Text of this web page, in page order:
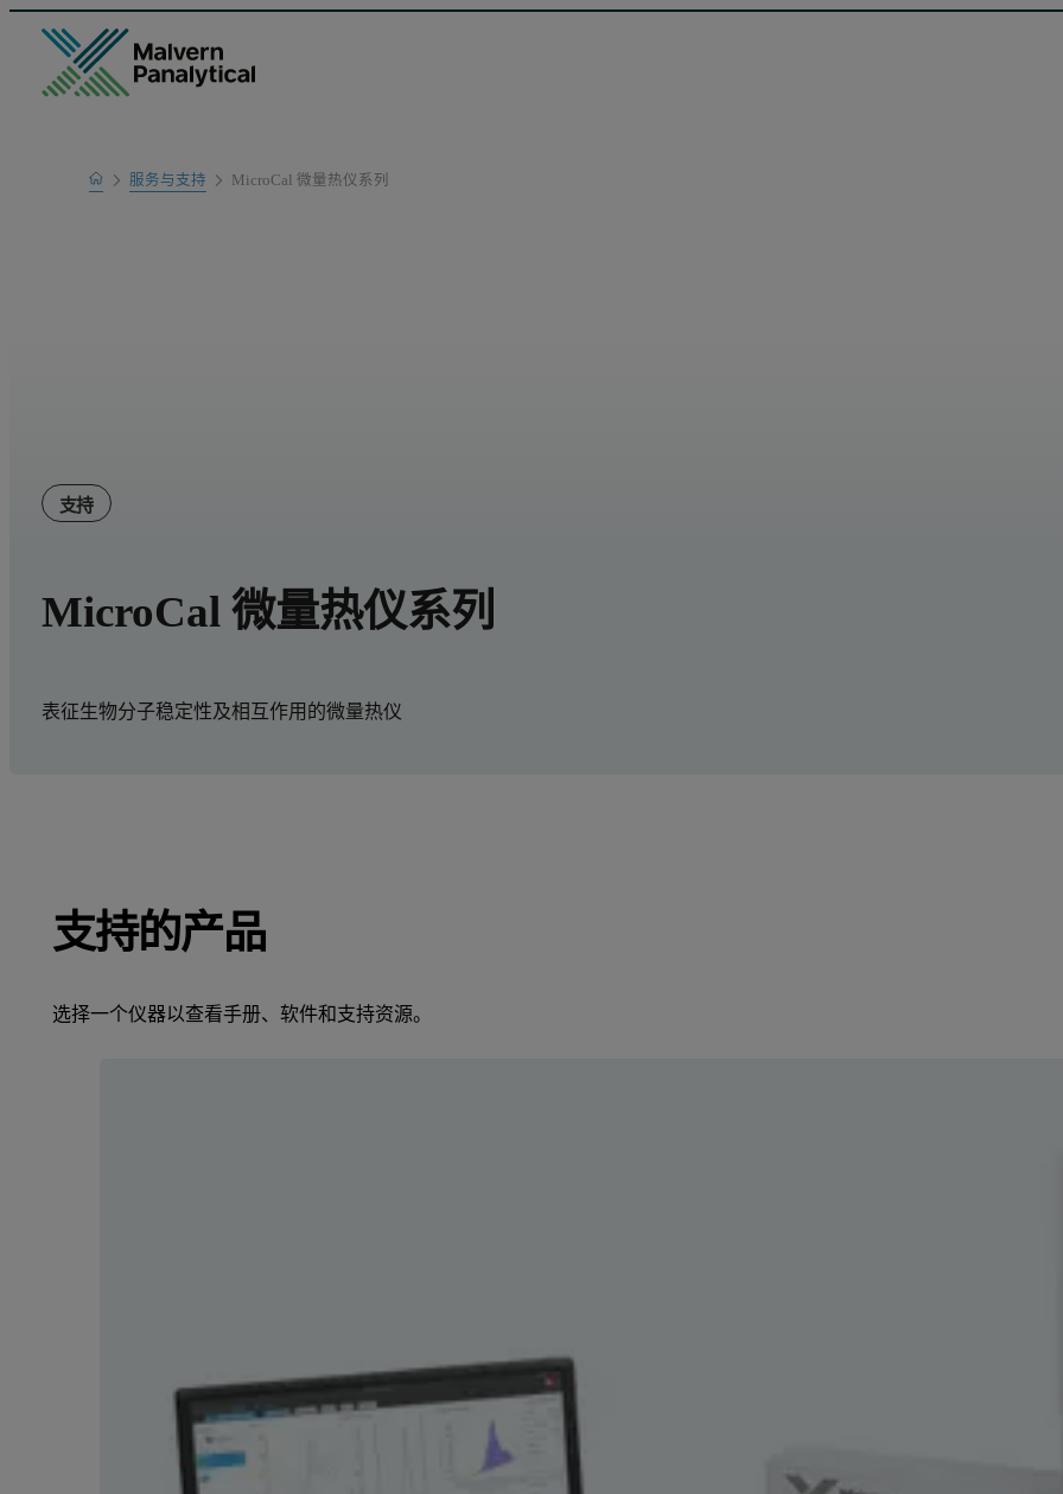
Home服务与支持
产品支持
MicroCal 微量热仪系列
支持
MicroCal 微量热仪系列
表征生物分子稳定性及相互作用的微量热仪
支持的产品
选择一个仪器以查看手册、软件和支持资源。